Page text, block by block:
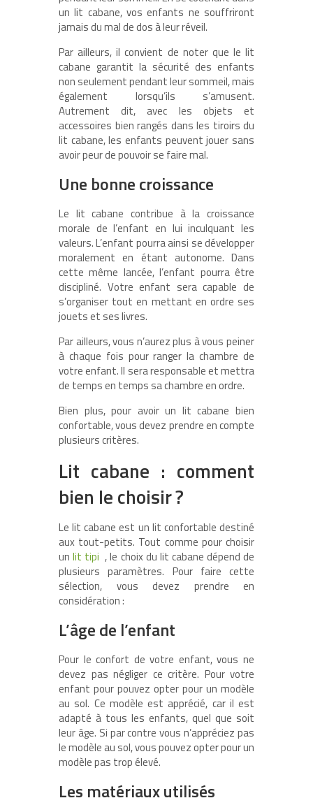
un lit cabane, vos enfants ne souffriront
jamais du mal de dos à leur réveil.
Par ailleurs, il convient de noter que le lit
cabane garantit la sécurité des enfants
non seulement pendant leur sommeil, mais
également lorsqu’ils s’amusent.
Autrement dit, avec les objets et
accessoires bien rangés dans les tiroirs du
lit cabane, les enfants peuvent jouer sans
avoir peur de pouvoir se faire mal.
Une bonne croissance
Le lit cabane contribue à la croissance
morale de l’enfant en lui inculquant les
valeurs. L’enfant pourra ainsi se développer
moralement en étant autonome. Dans
cette même lancée, l’enfant pourra être
discipliné. Votre enfant sera capable de
s’organiser tout en mettant en ordre ses
jouets et ses livres.
Par ailleurs, vous n’aurez plus à vous peiner
à chaque fois pour ranger la chambre de
votre enfant. Il sera responsable et mettra
de temps en temps sa chambre en ordre.
Bien plus, pour avoir un lit cabane bien
confortable, vous devez prendre en compte
plusieurs critères.
Lit cabane : comment
bien le choisir ?
Le lit cabane est un lit confortable destiné
aux tout-petits. Tout comme pour choisir
unlit tipi , le choix du lit cabane dépend de
plusieurs paramètres. Pour faire cette
sélection, vous devez prendre en
considération :
L’âge de l’enfant
Pour le confort de votre enfant, vous ne
devez pas négliger ce critère. Pour votre
enfant pour pouvez opter pour un modèle
au sol. Ce modèle est apprécié, car il est
adapté à tous les enfants, quel que soit
leur âge. Si par contre vous n’appréciez pas
le modèle au sol, vous pouvez opter pour un
modèle pas trop élevé.
Les matériaux utilisés